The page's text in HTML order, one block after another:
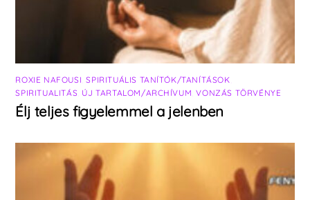
ROXIE NAFOUSI ,SPIRITUÁLIS TANÍTÓK/TANÍTÁSOK
SPIRITUALITÁS ÚJ TARTALOM/ARCHÍVUM ,VONZÁS TÖRVÉNYE
Élj teljes figyelemmel a jelenben